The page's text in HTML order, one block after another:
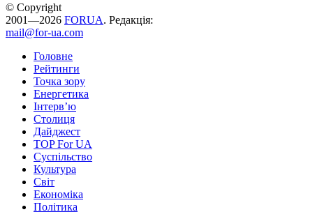
© Copyright
2001—2026 FORUA. Редакція:
mail@for-ua.com
Головне
Рейтинги
Точка зору
Енергетика
Інтерв’ю
Столиця
Дайджест
TOP For UA
Суспiльство
Культура
Світ
Економіка
Політика